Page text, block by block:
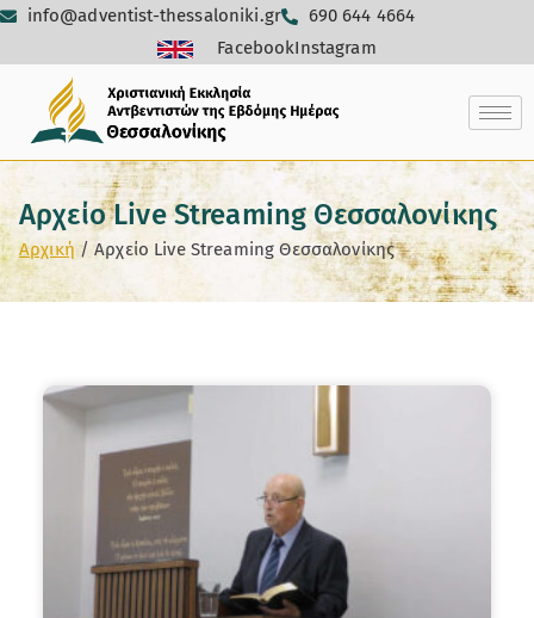
info@adventist-thessaloniki.gr
690 644 4664
FacebookInstagram
Αρχείο Live Streaming Θεσσαλονίκης
Αρχική Αρχείο Live Streaming Θεσσαλονίκης